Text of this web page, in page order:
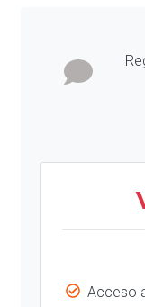
Acceso